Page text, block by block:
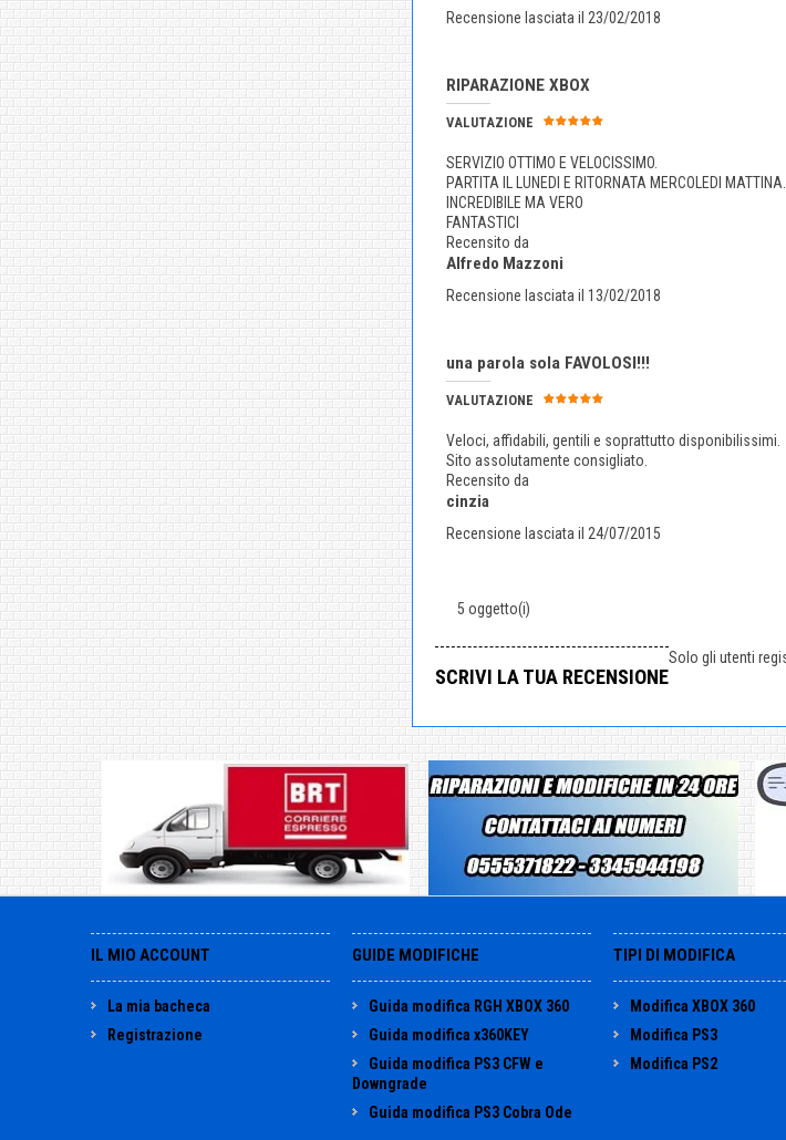
Recensione lasciata il 23/02/2018
RIPARAZIONE XBOX
VALUTAZIONE
SERVIZIO OTTIMO E VELOCISSIMO.
PARTITA IL LUNEDI E RITORNATA MERCOLEDI MATTINA.
INCREDIBILE MA VERO
FANTASTICI
Recensito da
Alfredo Mazzoni
Recensione lasciata il 13/02/2018
una parola sola FAVOLOSI!!!
VALUTAZIONE
Veloci, affidabili, gentili e soprattutto disponibilissimi.
Sito assolutamente consigliato.
Recensito da
cinzia
Recensione lasciata il 24/07/2015
5 oggetto(i)
SCRIVI LA TUA RECENSIONE
Solo gli utenti
IL MIO ACCOUNT
La mia bacheca
Registrazione
GUIDE MODIFICHE
Guida modifica RGH XBOX 360
Guida modifica x360KEY
Guida modifica PS3 CFW e
Downgrade
Guida modifica PS3 Cobra Ode
TIPI DI MODIFICA
Modifica XBOX 360
Modifica PS3
Modifica PS2